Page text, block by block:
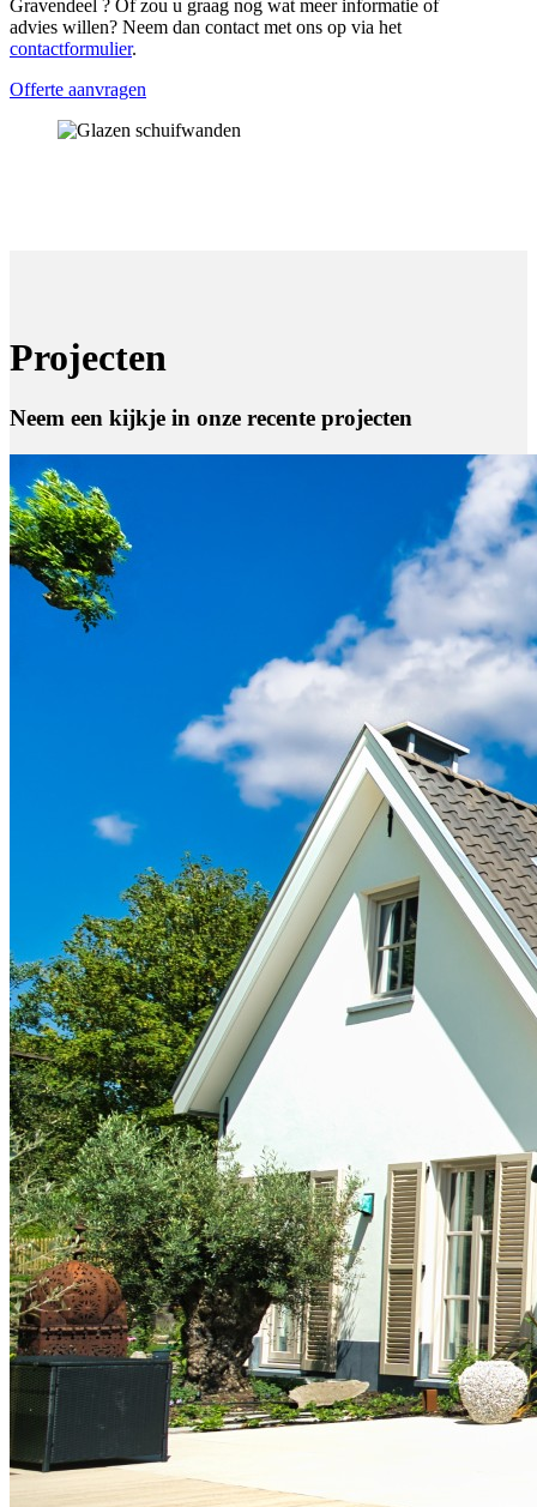
Gravendeel ? Of zou u graag nog wat meer informatie of
advies willen? Neem dan contact met ons op via het
contactformulier.
Offerte aanvragen
Projecten
Neem een kijkje in onze recente projecten